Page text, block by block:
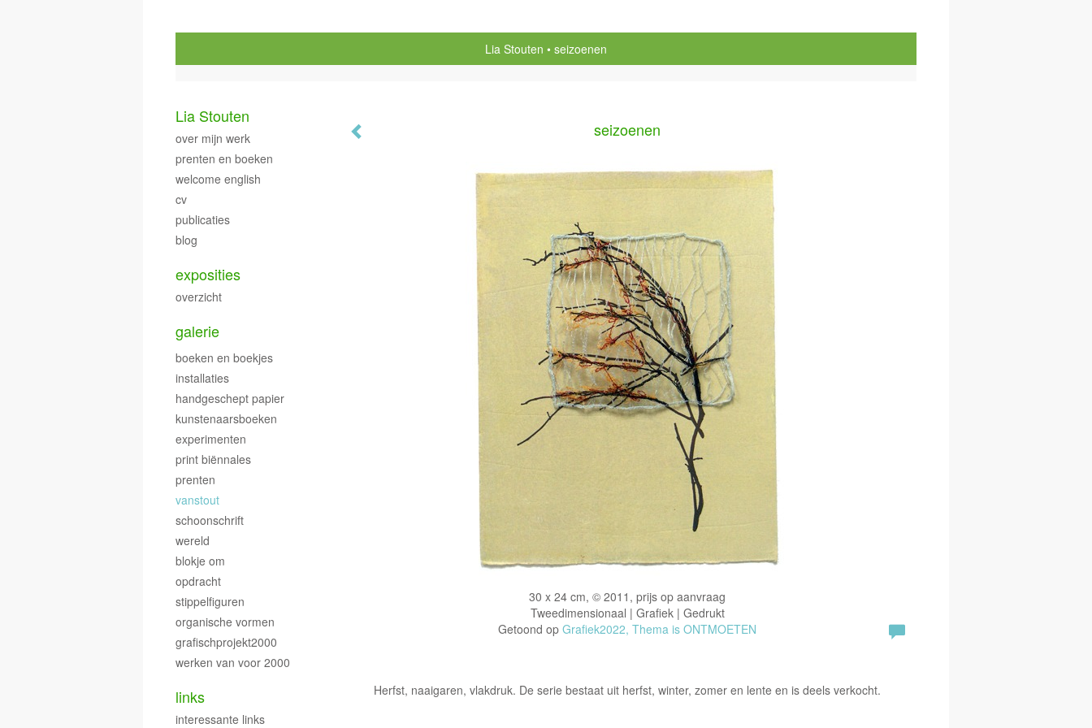
Lia Stouten seizoenen
seizoenen
30 x 24 cm, © 2011, prijs op aanvraag
Tweedimensionaal | Grafiek | Gedrukt
Getoond op Grafiek2022, Thema is ONTMOETEN
Herfst, naaigaren, vlakdruk. De serie bestaat uit herfst, winter, zomer en lente en is deels verkocht.
Lia Stouten
over mijn werk
prenten en boeken
welcome english
cv
publicaties
blog
exposities
overzicht
galerie
boeken en boekjes
installaties
handgeschept papier
kunstenaarsboeken
experimenten
print biënnales
prenten
vanstout
schoonschrift
wereld
blokje om
opdracht
stippelfiguren
organische vormen
grafischprojekt2000
werken van voor 2000
links
interessante links